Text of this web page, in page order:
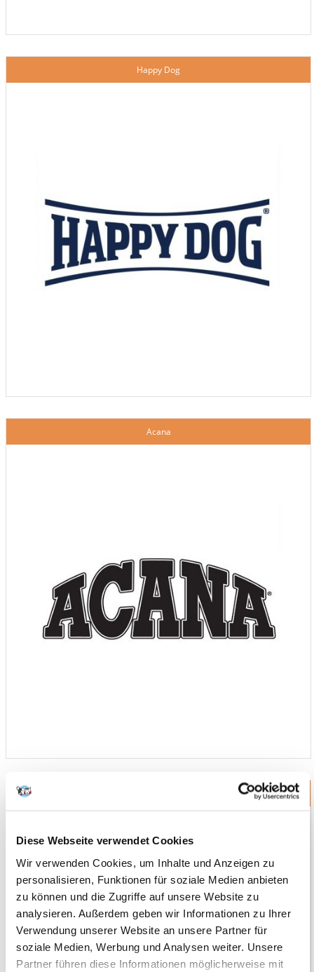
Diese Webseite verwendet Cookies
Wir verwenden Cookies, um Inhalte und Anzeigen zu
personalisieren, Funktionen für soziale Medien anbieten
zu können und die Zugriffe auf unsere Website zu
analysieren. Außerdem geben wir Informationen zu Ihrer
Verwendung unserer Website an unsere Partner für
soziale Medien, Werbung und Analysen weiter. Unsere
Partner führen diese Informationen möglicherweise mit
Happy Dog
Acana